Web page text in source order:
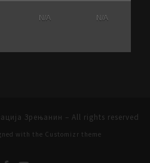
N/A N/A
Зрењанин – All rights reserved
with the Customizr theme